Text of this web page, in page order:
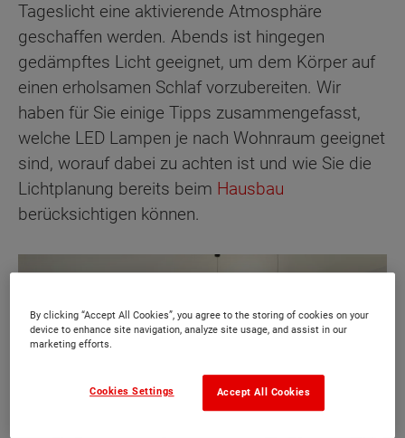
Tageslicht eine aktivierende Atmosphäre
geschaffen werden. Abends ist hingegen
gedämpftes Licht geeignet, um dem Körper auf
einen erholsamen Schlaf vorzubereiten. Wir
haben für Sie einige Tipps zusammengefasst,
welche LED Lampen je nach Wohnraum geeignet
sind, worauf dabei zu achten ist und wie Sie die
Lichtplanung bereits beim Hausbau
berücksichtigen können.
By clicking “Accept All Cookies”, you agree to the storing of cookies on your
device to enhance site navigation, analyze site usage, and assist in our
marketing efforts.
Accept All Cookies
Cookies Settings